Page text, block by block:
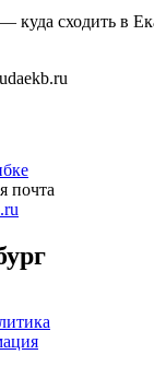
куда сходить в
почта